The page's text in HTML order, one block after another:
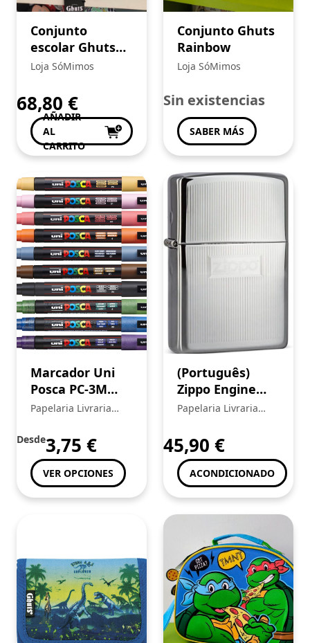
En Stock
TIENDAS
Papelaria Livraria Central(76)
Vicata - Comercio de Artículos Deportivos,
Unipersonal S.L.:
Conjunto
escolar Ghuts
Born to Shine
Loja SóMimos
68,80 €
AÑADIR
AL
CARRITO
Conjunto Ghuts
Rainbow
Loja SóMimos
Sin existencias
SABER MÁS
Marcador Uni
Posca PC-3M
Fino 0,9-1,3mm
Papelaria Livraria
Desde3,75 €
VER OPCIONES
(Português)
Zippo Engine
Turn Lighter
Papelaria Livraria
45,90 €
ACONDICIONADO